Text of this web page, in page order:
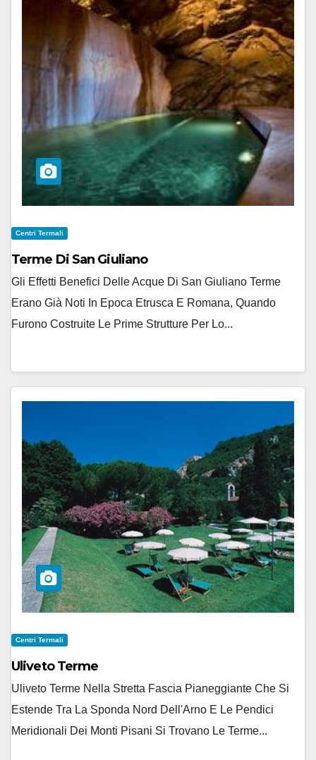
Centri Termali
Terme Di San Giuliano
Gli Effetti Benefici Delle Acque Di San Giuliano Terme
Erano Già Noti In Epoca Etrusca E Romana, Quando
Furono Costruite Le Prime Strutture Per Lo...
Centri Termali
Uliveto Terme
Uliveto Terme Nella Stretta Fascia Pianeggiante Che Si
Estende Tra La Sponda Nord Dell'Arno E Le Pendici
Meridionali Dei Monti Pisani Si Trovano Le Terme...